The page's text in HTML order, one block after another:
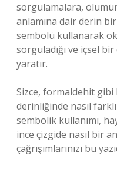
sorgulamalara, ölümün
anlamına dair derin
sembolü kullanarak
sorguladığı ve içsel
yaratır.
Sizce, formaldehit gibi
derinliğinde nasıl
sembolik kullanımı,
ince çizgide nasıl bir
çağrışımlarınızı bu